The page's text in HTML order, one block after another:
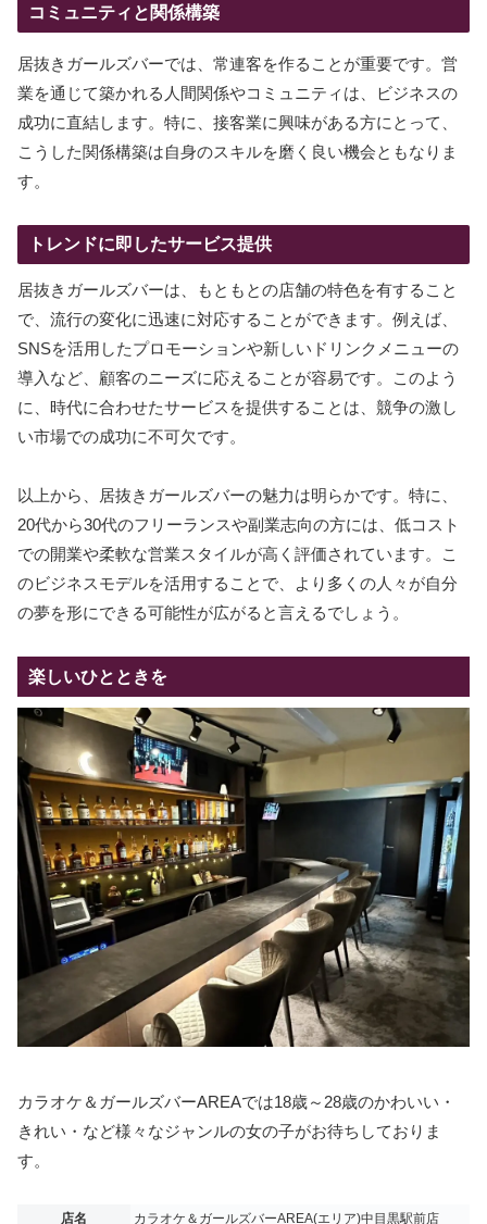
コミュニティと関係構築
居抜きガールズバーでは、常連客を作ることが重要です。営
業を通じて築かれる人間関係やコミュニティは、ビジネスの
成功に直結します。特に、接客業に興味がある方にとって、
こうした関係構築は自身のスキルを磨く良い機会ともなりま
す。
トレンドに即したサービス提供
居抜きガールズバーは、もともとの店舗の特色を有すること
で、流行の変化に迅速に対応することができます。例えば、
SNSを活用したプロモーションや新しいドリンクメニューの
導入など、顧客のニーズに応えることが容易です。このよう
に、時代に合わせたサービスを提供することは、競争の激し
い市場での成功に不可欠です。
以上から、居抜きガールズバーの魅力は明らかです。特に、
20代から30代のフリーランスや副業志向の方には、低コスト
での開業や柔軟な営業スタイルが高く評価されています。こ
のビジネスモデルを活用することで、より多くの人々が自分
の夢を形にできる可能性が広がると言えるでしょう。
楽しいひとときを
カラオケ＆ガールズバーAREAでは18歳～28歳のかわいい・
きれい・など様々なジャンルの女の子がお待ちしておりま
す。
店名 カラオケ＆ガールズバーAREA(エリア)中目黒駅前店